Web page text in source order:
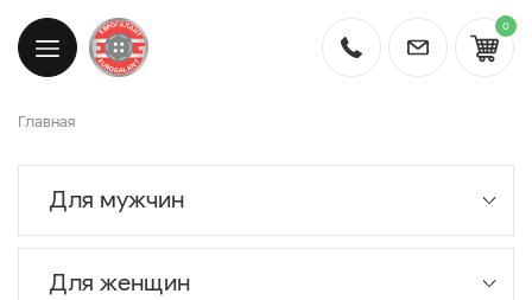
0
Главная
Для мужчин
Для женщин